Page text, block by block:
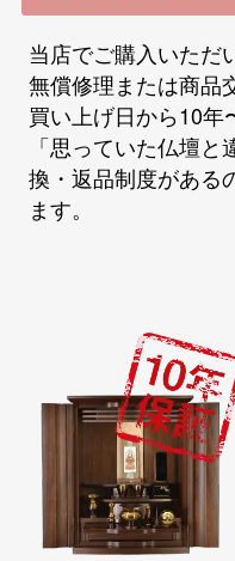
当店でご購入いただ
無償修理または商品
買い上げ日から10年
「思っていた仏壇
換・返品制度がある
ます。